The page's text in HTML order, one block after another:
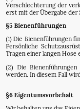
Verschlechterung der
erst mit der Übergabe der
§5 Bienenführungen
(1) Die Bienenführungen
Persönliche
Tragen einer langen Hose
(2) Die
werden. In diesem Fall
§6 Eigentumsvorbehalt